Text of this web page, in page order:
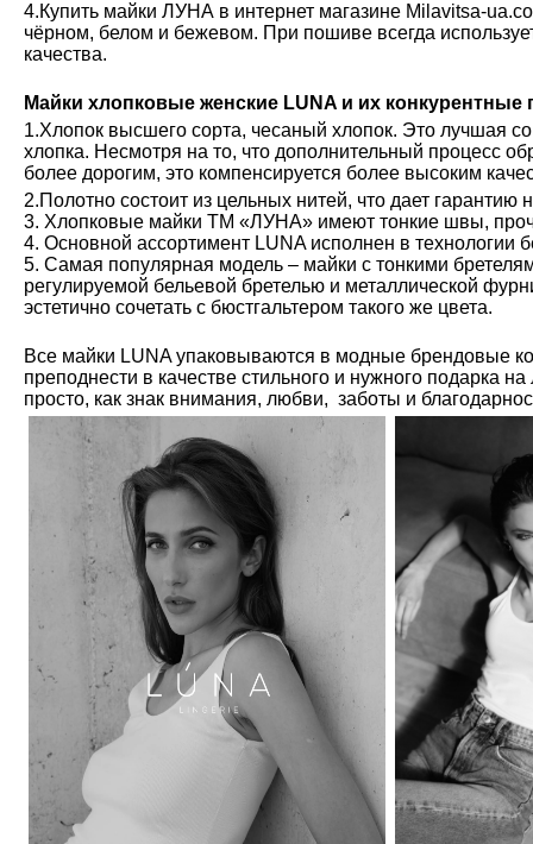
4.Купить майки ЛУНА в интернет магазине Milavitsa-
чёрном, белом и бежевом. При пошиве всегда
качества.
Майки хлопковые женские LUNA и их конкурентные
1.Хлопок высшего сорта, чесаный хлопок. Это лучшая
хлопка. Несмотря на то, что дополнительный процесс
более дорогим, это компенсируется более высоким
2.Полотно состоит из цельных нитей, что дает гарантию
3. Хлопковые майки ТМ «ЛУНА» имеют тонкие швы,
4. Основной ассортимент LUNA исполнен в технологии
5. Самая популярная модель – майки с тонкими
регулируемой бельевой бретелью и металлической
эстетично сочетать с бюстгальтером такого же цвета.
Все майки LUNA упаковываются в модные брендовые
преподнести в качестве стильного и нужного подарка
просто, как знак внимания, любви, заботы и